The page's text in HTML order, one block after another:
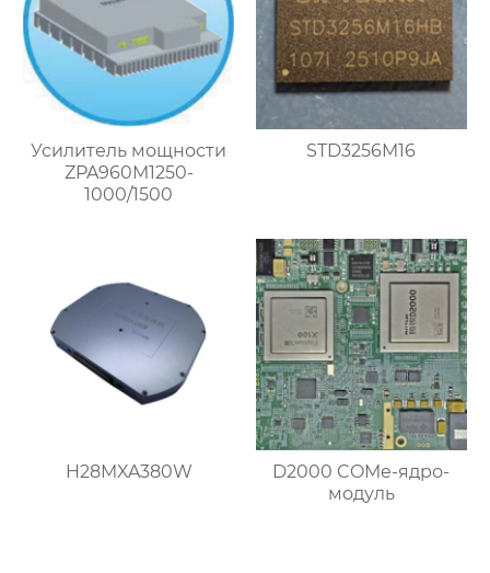
Усилитель мощности
ZPA960M1250-
1000/1500
STD3256M16
H28MXA380W
D2000 COMe-ядро-
модуль